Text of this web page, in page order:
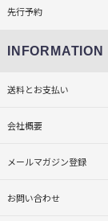
先行予約
INFORMATION
送料とお支払い
会社概要
メールマガジン登録
お問い合わせ